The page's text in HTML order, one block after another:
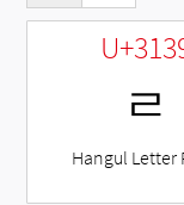
ㄹ
Hangul Letter